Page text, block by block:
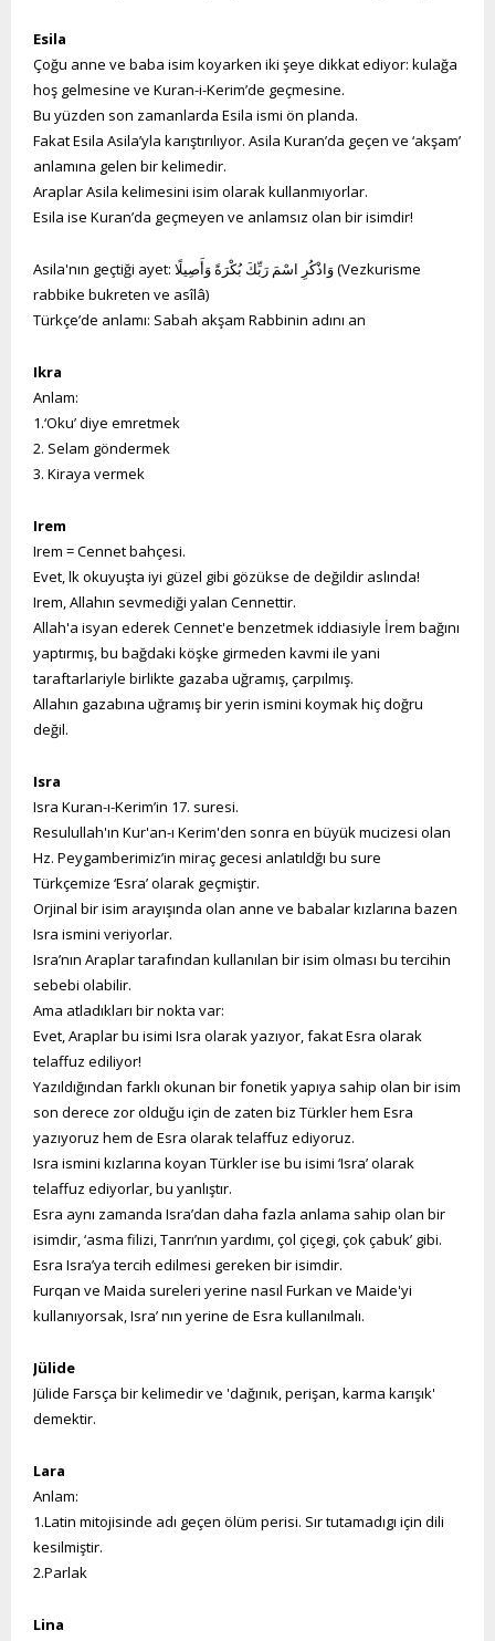
Esila
Çoğu anne ve baba isim koyarken iki şeye dikkat ediyor: kulağa
hoş gelmesine ve Kuran-i-Kerim’de geçmesine.
Bu yüzden son zamanlarda Esila ismi ön planda.
Fakat Esila Asila’yla karıştırılıyor. Asila Kuran’da geçen ve ‘akşam’
anlamına gelen bir kelimedir.
Araplar Asila kelimesini isim olarak kullanmıyorlar.
Esila ise Kuran’da geçmeyen ve anlamsız olan bir isimdir!
Asila'nın geçtiği ayet: وَاذْكُرِ اسْمَ رَبِّكَ بُكْرَةً وَأَصِيلًا (Vezkurisme
rabbike bukreten ve asîlâ)
Türkçe’de anlamı: Sabah akşam Rabbinin adını an
Ikra
Anlam:
1.‘Oku’ diye emretmek
2. Selam göndermek
3. Kiraya vermek
Irem
Irem = Cennet bahçesi.
Evet, lk okuyuşta iyi güzel gibi gözükse de değildir aslında!
Irem, Allahın sevmediği yalan Cennettir.
Allah'a isyan ederek Cennet'e benzetmek iddiasiyle İrem bağını
yaptırmış, bu bağdaki köşke girmeden kavmi ile yani
taraftarlariyle birlikte gazaba uğramış, çarpılmış.
Allahın gazabına uğramış bir yerin ismini koymak hiç doğru
değil.
Isra
Isra Kuran-ı-Kerim’in 17. suresi.
Resulullah'ın Kur'an-ı Kerim'den sonra en büyük mucizesi olan
Hz. Peygamberimiz’in miraç gecesi anlatıldğı bu sure
Türkçemize ‘Esra’ olarak geçmiştir.
Orjinal bir isim arayışında olan anne ve babalar kızlarına bazen
Isra ismini veriyorlar.
Isra’nın Araplar tarafından kullanılan bir isim olması bu tercihin
sebebi olabilir.
Ama atladıkları bir nokta var:
Evet, Araplar bu isimi Isra olarak yazıyor, fakat Esra olarak
telaffuz ediliyor!
Yazıldığından farklı okunan bir fonetik yapıya sahip olan bir isim
son derece zor olduğu için de zaten biz Türkler hem Esra
yazıyoruz hem de Esra olarak telaffuz ediyoruz.
Isra ismini kızlarına koyan Türkler ise bu isimi ‘Isra’ olarak
telaffuz ediyorlar, bu yanlıştır.
Esra aynı zamanda Isra’dan daha fazla anlama sahip olan bir
isimdir, ‘asma filizi, Tanrı’nın yardımı, çol çiçegi, çok çabuk’ gibi.
Esra Isra’ya tercih edilmesi gereken bir isimdir.
Furqan ve Maida sureleri yerine nasıl Furkan ve Maide'yi
kullanıyorsak, Isra’ nın yerine de Esra kullanılmalı.
Jülide
Jülide Farsça bir kelimedir ve 'dağınık, perişan, karma karışık'
demektir.
Lara
Anlam:
1.Latin mitojisinde adı geçen ölüm perisi. Sır tutamadıgı için dili
kesilmiştir.
2.Parlak
Lina